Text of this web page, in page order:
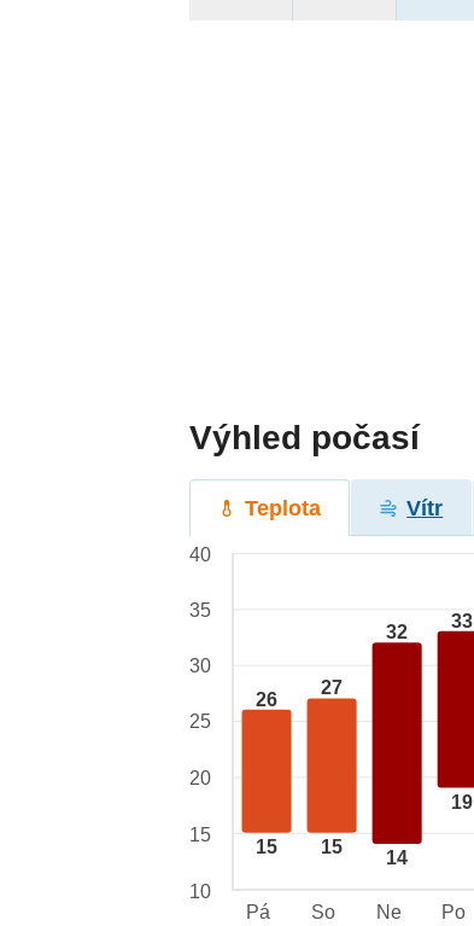
Výhled počasí
Teplota Vítr
26
15
27
15
32
14
33
19
40
35
30
25
20
15
10
Pá
So Ne Po